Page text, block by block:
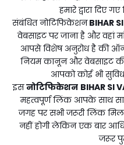
हमारे द्वारा
संबंधित नोटिफिकेशन BIHAR
वेबसाइट पर जाना है और वहां
आपसे विशेष अनुरोध है की
नियम कानून और वेबसाइट
आपको कोई भी
इसनोटिफिकेशन BIHAR SI
महत्वपूर्ण लिंक आपके साथ
जगह पर सभी जरूरी लिंक
नहीं होगी लेकिन एक बार
जरूर